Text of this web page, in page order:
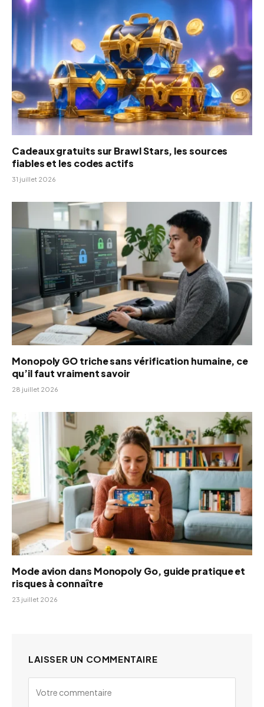
Cadeaux gratuits sur Brawl Stars, les sources
fiables et les codes actifs
31 juillet 2026
Monopoly GO triche sans vérification humaine, ce
qu’il faut vraiment savoir
28 juillet 2026
Mode avion dans Monopoly Go, guide pratique et
risques à connaître
23 juillet 2026
LAISSER UN COMMENTAIRE